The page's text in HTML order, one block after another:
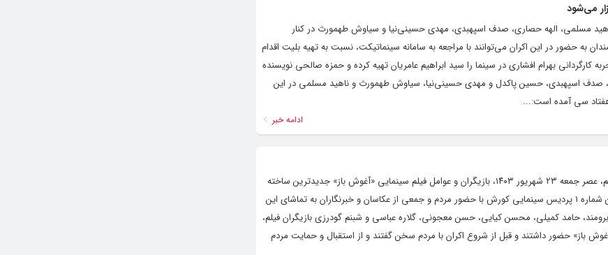
می‌شود
مسلمی، الهه حصاری، صدف اسپهبدی، مهدی حسینی‌نیا و سیاوش طهمورث در کنار
به حضور در این اکران می‌توانند با مراجعه به سامانه‌ سینماتیکت، نسبت به تهیه بلیت اقدام
بهرام افشاری در سینما را سید ابراهیم عامریان تهیه کرده و حمزه صالحی نویسنده
صدف اسپهبدی، حسین پاکدل و مهدی حسینی‌نیا، سیاوش طهمورث و ناهید مسلمی در این
هفتاد سی آمده است:...
ادامه خبر
به گزارش هنرمندنیوز و به نقل از روابط عمومی فیلم، عصر جمعه ۲۳ شهریور ۱۴۰۳، بازیگران و عوامل فیلم سینمایی «آغوش باز» جدیدترین ساخته
بهروز شعیبی به تهیه کنندگی علی سرتیپی در سالن شماره ۱ پردیس سینمایی کورش با حضور مردم و جمعی از عکاسان و خبرنگاران به تماشای این
حامد کمیلی، محسن کیایی، حسن معجونی، گلاره عباسی و شبنم گودرزی بازیگران فیلم،
باز» حضور داشتند و قبل از شروع اکران با مردم سخن گفتند و از استقبال و حمایت مردم